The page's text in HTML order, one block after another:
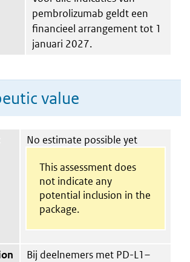
pembrolizumab geldt een
financieel arrangement tot 1
januari 2027.
value
No estimate possible yet
This assessment does
not indicate any
potential inclusion in the
package.
Bij deelnemers met PD-L1–